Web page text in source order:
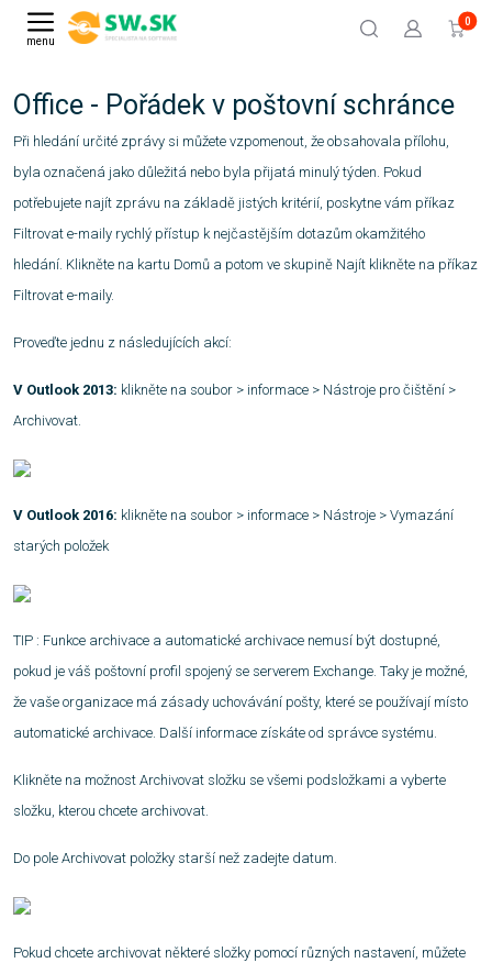
menu
0
Office - Pořádek v poštovní schránce
Při hledání určité zprávy si můžete vzpomenout, že obsahovala přílohu,
byla označená jako důležitá nebo byla přijatá minulý týden. Pokud
potřebujete najít zprávu na základě jistých kritérií, poskytne vám příkaz
Filtrovat e-maily rychlý přístup k nejčastějším dotazům okamžitého
hledání. Klikněte na kartu Domů a potom ve skupině Najít klikněte na příkaz
Filtrovat e-maily.
Proveďte jednu z následujících akcí:
V Outlook 2013: klikněte na soubor > informace > Nástroje pro čištění >
Archivovat.
V Outlook 2016: klikněte na soubor > informace > Nástroje > Vymazání
starých položek
TIP : Funkce archivace a automatické archivace nemusí být dostupné,
pokud je váš poštovní profil spojený se serverem Exchange. Taky je možné,
že vaše organizace má zásady uchovávání pošty, které se používají místo
automatické archivace. Další informace získáte od správce systému.
Klikněte na možnost Archivovat složku se všemi podsložkami a vyberte
složku, kterou chcete archivovat.
Do pole Archivovat položky starší než zadejte datum.
Pokud chcete archivovat některé složky pomocí různých nastavení, můžete